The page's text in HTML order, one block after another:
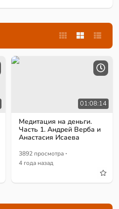
01:08:14
Медитация на деньги.
Часть 1. Андрей Верба и
Анастасия Исаева
3892 просмотра ·
4 года назад